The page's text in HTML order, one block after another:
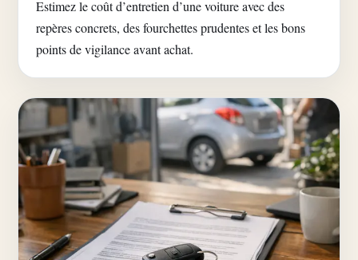
Estimez le coût d’entretien d’une voiture avec des
repères concrets, des fourchettes prudentes et les bons
points de vigilance avant achat.